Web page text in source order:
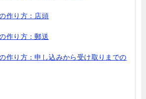
作り方：店頭
作り方：郵送
作り方：申し込みから受け取りまでの